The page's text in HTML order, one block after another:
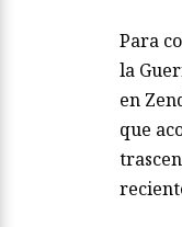
Para
la
en
que